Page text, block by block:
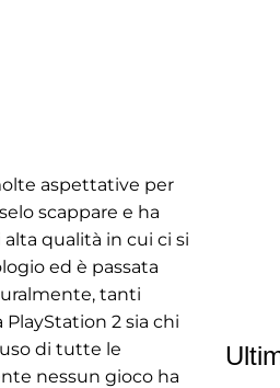
aspettative per
scappare e ha
qualità in cui ci si
ed è passata
tanti
2 sia chi
di tutte le
nessun gioco ha